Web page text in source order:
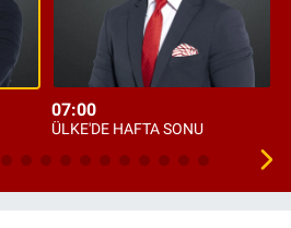
07:00
ÜLKE'DE HAFTA SONU